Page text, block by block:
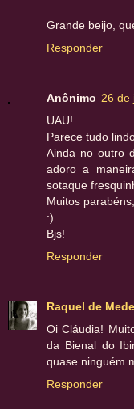
Grande beijo,
Responder
Anônimo 26 de
UAU!
Parece tudo
Ainda no outro
adoro a
sotaque
Muitos
:)
Bjs!
Responder
Raquel de
Oi Cláudia!
da Bienal do
quase ninguém
Responder